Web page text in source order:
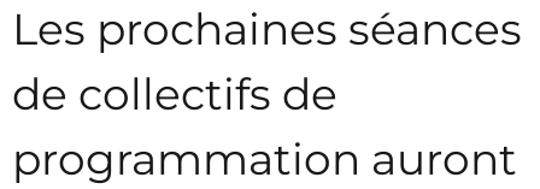
Les prochaines séances
de collectifs de
programmation auront